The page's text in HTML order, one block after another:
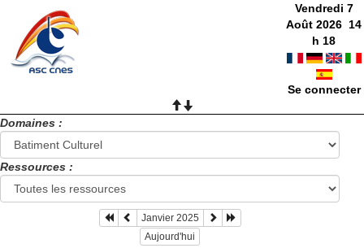
Vendredi 7
Août 2026 14
h 18
Se connecter
Domaines :
Ressources :
Janvier 2025
Aujourd'hui